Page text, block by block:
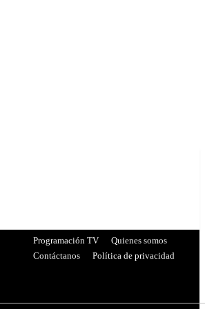
Programación TV
Quienes somos
Contáctanos
Política de privacidad